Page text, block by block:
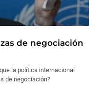
de negociación
la política internacional
de negociación?